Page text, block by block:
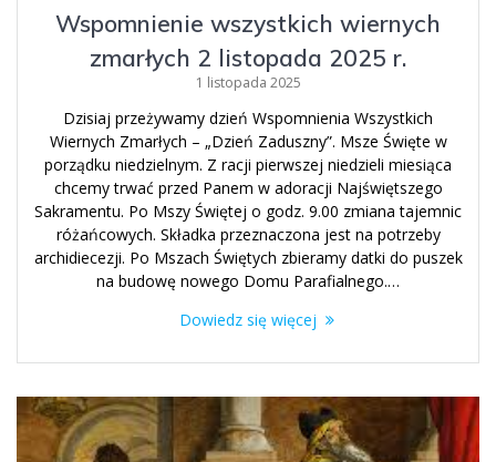
Wspomnienie wszystkich wiernych
zmarłych 2 listopada 2025 r.
1 listopada 2025
Dzisiaj przeżywamy dzień Wspomnienia Wszystkich
Wiernych Zmarłych – „Dzień Zaduszny”. Msze Święte w
porządku niedzielnym. Z racji pierwszej niedzieli miesiąca
chcemy trwać przed Panem w adoracji Najświętszego
Sakramentu. Po Mszy Świętej o godz. 9.00 zmiana tajemnic
różańcowych. Składka przeznaczona jest na potrzeby
archidiecezji. Po Mszach Świętych zbieramy datki do puszek
na budowę nowego Domu Parafialnego.…
Dowiedz się więcej